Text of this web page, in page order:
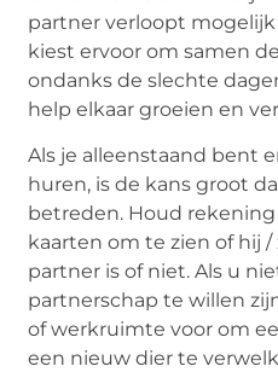
partner verloopt
kiest ervoor om samen
ondanks de slechte
help elkaar groeien en
Als je alleenstaand bent
huren, is de kans groot
betreden. Houd
kaarten om te zien of hij
partner is of niet. Als u
partnerschap te willen
of werkruimte voor om
een nieuw dier te